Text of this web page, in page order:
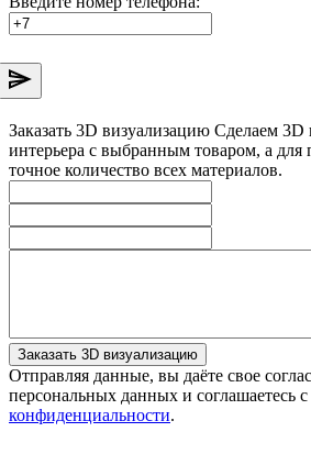
Заказать 3D визуализацию Сделаем 3D
интерьера с выбранным товаром, а для
точное количество всех материалов.
Заказать 3D визуализацию
Отправляя данные, вы даёте свое
персональных данных и соглашаетесь
конфиденциальности.